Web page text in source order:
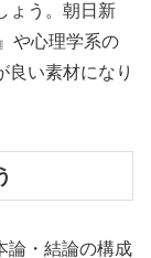
ょう。朝日新
や心理学系の
良い素材になり
論・結論の構成